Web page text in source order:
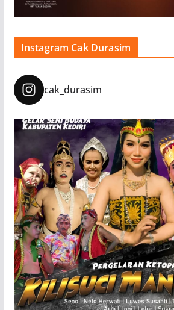
Instagram Cak Durasim
cak_durasim